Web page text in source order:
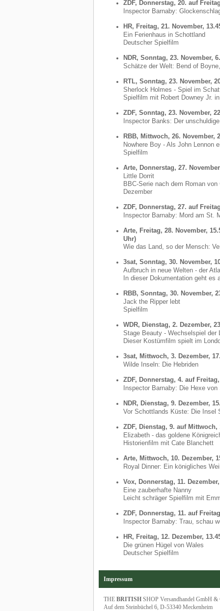
ZDF, Donnerstag, 20. auf
Inspector Barnaby:
HR, Freitag, 21. November,
Ein Ferienhaus in Schottland
Deutscher Spielfilm
NDR, Sonntag, 23. November,
Schätze der Welt: Bend of
RTL, Sonntag, 23. November,
Sherlock Holmes - Spiel im
Spielfilm mit Robert Downey Jr.
ZDF, Sonntag, 23. November,
Inspector Banks: Der
RBB, Mittwoch, 26. November,
Nowhere Boy - Als John Lennon
Spielfilm
Arte, Donnerstag, 27.
Little Dorrit
BBC-Serie nach dem Roman
Dezember
ZDF, Donnerstag, 27. auf
Inspector Barnaby: Mord am St.
Arte, Freitag, 28. November,
Uhr)
Wie das Land, so der Mensch:
3sat, Sonntag, 30. November,
Aufbruch in neue Welten - der
In dieser Dokumentation geht es
RBB, Sonntag, 30. November,
Jack the Ripper lebt
Spielfilm
WDR, Dienstag, 2. Dezember,
Stage Beauty - Wechselspiel der
Dieser Kostümfilm spielt im
3sat, Mittwoch, 3. Dezember,
Wilde Inseln: Die Hebriden
ZDF, Donnerstag, 4. auf
Inspector Barnaby: Die Hexe von
NDR, Dienstag, 9. Dezember,
Vor Schottlands Küste: Die Insel
ZDF, Dienstag, 9. auf Mittwoch,
Elizabeth - das goldene
Historienfilm mit Cate Blanchett
Arte, Mittwoch, 10. Dezember,
Royal Dinner: Ein königliches
Vox, Donnerstag, 11.
Eine zauberhafte Nanny
Leicht schräger Spielfilm mit
ZDF, Donnerstag, 11. auf
Inspector Barnaby: Trau, schau
HR, Freitag, 12. Dezember,
Die grünen Hügel von Wales
Deutscher Spielfilm
Impressum
THE BRITISH SHOP Versandhandel GmbH
Auf dem Steinbüchel 6, D-53340 Meckenheim